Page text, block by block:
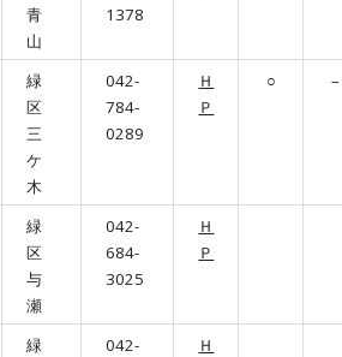
青
山
1378
緑
区
三
ケ
木
042-
784-
0289
Ｈ
Ｐ
○ –
緑
区
与
瀬
042-
684-
3025
Ｈ
Ｐ
緑
042-
Ｈ